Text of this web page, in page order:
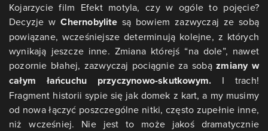
Kojarzycie film Efekt motyla, czy w ogóle to pojęcie?
Decyzje wChernobylitesą bowiem zazwyczaj ze sobą
powiązane, wcześniejsze determinują kolejne, z których
wynikają jeszcze inne. Zmiana którejś “na dole”, nawet
pozornie błahej, zazwyczaj pociągnie za sobązmiany w
całym łańcuchu przyczynowo-skutkowym. I trach!
Fragment historii sypie się jak domek z kart, a my musimy
od nowa łączyć poszczególne nitki, często zupełnie inne,
niż wcześniej. Nie jest to może jakoś dramatycznie